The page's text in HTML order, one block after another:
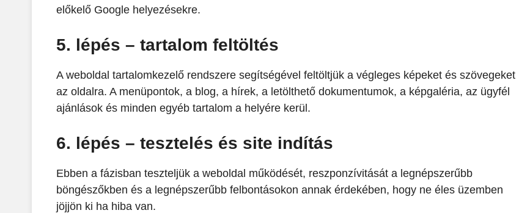
előkelő Google helyezésekre.
5. lépés – tartalom feltöltés
A weboldal tartalomkezelő rendszere segítségével feltöltjük a végleges képeket és szövegeket
az oldalra. A menüpontok, a blog, a hírek, a letölthető dokumentumok, a képgaléria, az ügyfél
ajánlások és minden egyéb tartalom a helyére kerül.
6. lépés – tesztelés és site indítás
Ebben a fázisban teszteljük a weboldal működését, reszponzívitását a legnépszerűbb
böngészőkben és a legnépszerűbb felbontásokon annak érdekében, hogy ne éles üzemben
jöjjön ki ha hiba van.